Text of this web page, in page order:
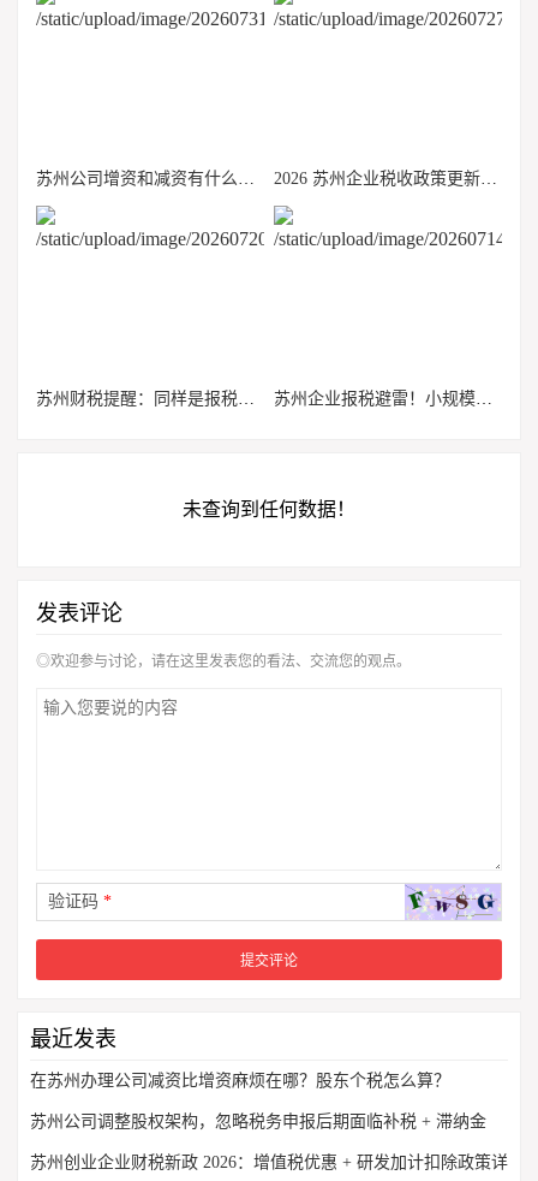
苏州公司增资和减资有什么区别？税务风险千万别忽视 2026 苏州企业税收政策更新，小规模、一般纳税人适用优惠整理
苏州财税提醒：同样是报税，小规模和一般纳税人千万不能混为一谈 苏州企业报税避雷！小规模和一般纳税人申报差别巨大，搞错容易罚款
未查询到任何数据！
发表评论
◎欢迎参与讨论，请在这里发表您的看法、交流您的观点。
验证码 *
最近发表
在苏州办理公司减资比增资麻烦在哪？股东个税怎么算？
苏州公司调整股权架构，忽略税务申报后期面临补税 + 滞纳金
苏州创业企业财税新政 2026：增值税优惠 + 研发加计扣除政策详